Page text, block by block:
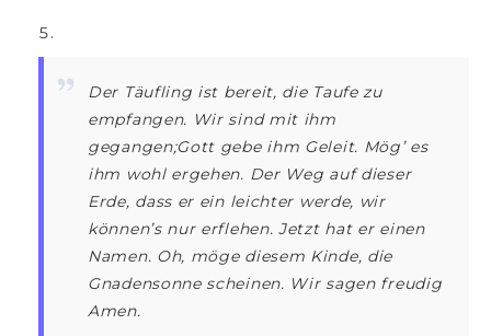
Der Täufling ist bereit, die Taufe zu
empfangen. Wir sind mit ihm
gegangen;Gott gebe ihm Geleit. Mög’ es
ihm wohl ergehen. Der Weg auf dieser
Erde, dass er ein leichter werde, wir
können’s nur erflehen. Jetzt hat er einen
Namen. Oh, möge diesem Kinde, die
Gnadensonne scheinen. Wir sagen freudig
Amen.